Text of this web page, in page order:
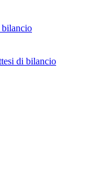
bilancio
di bilancio